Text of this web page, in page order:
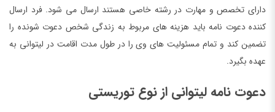
دارای تخصص و مهارت در رشته خاصی هستند ارسال می ‌شود. فرد ارسال
کننده دعوت نامه باید هزینه های مربوط به زندگی شخص دعوت شونده را
تضمین کند و تمام مسئولیت های وی را در طول مدت اقامت در لیتوانی به
عهده بگیرد.
دعوت نامه لیتوانی از نوع توریستی